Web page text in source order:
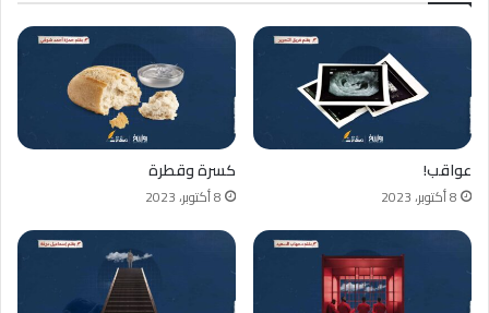
عواقب!
8 أكتوبر، 2023
كسرة وقطرة
8 أكتوبر، 2023